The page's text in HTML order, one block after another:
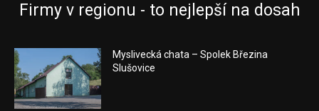
Firmy v regionu - to nejlepší na dosah
Myslivecká chata – Spolek Březina
Slušovice